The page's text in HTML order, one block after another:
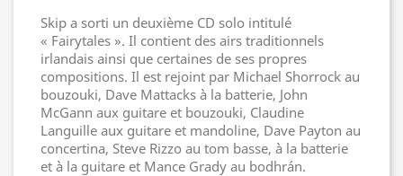
Skip a sorti un deuxième CD solo intitulé
« Fairytales ». Il contient des airs traditionnels
irlandais ainsi que certaines de ses propres
compositions. Il est rejoint par Michael Shorrock au
bouzouki, Dave Mattacks à la batterie, John
McGann aux guitare et bouzouki, Claudine
Languille aux guitare et mandoline, Dave Payton au
concertina, Steve Rizzo au tom basse, à la batterie
et à la guitare et Mance Grady au bodhrán.